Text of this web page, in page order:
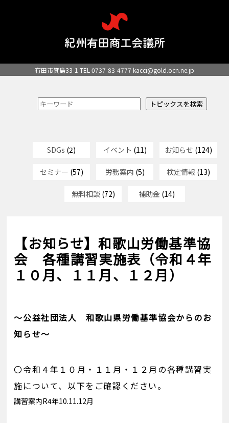
有田市箕島33-1 TEL 0737-83-4777 kacci@gold.ocn.ne.jp
SDGs (2) イベント (11) お知らせ (124)
セミナー (57) 労務案内 (5) 検定情報 (13)
無料相談 (72) 補助金 (14)
【お知らせ】和歌山労働基準協
会 各種講習実施表（令和４年
１０月、１１月、１２月）
～公益社団法人 和歌山県労働基準協会からのお
知らせ～
〇令和４年１０月・１１月・１２月の各種講習実
施について、以下をご確認ください。
講習案内R4年10.11.12月